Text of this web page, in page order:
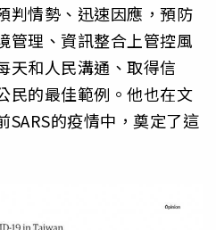
判情勢、迅速因應，預防
管理、資訊整合上管控風
天和人民溝通、取得信
民的最佳範例。他也在文
SARS的疫情中，奠定了這